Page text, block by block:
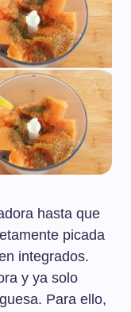
hasta que
picada
integrados.
y ya solo
Para ello,